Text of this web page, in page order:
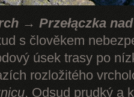
→ Przełączka
s člověkem
úsek trasy po
rozložitého
. Odsud prudký a